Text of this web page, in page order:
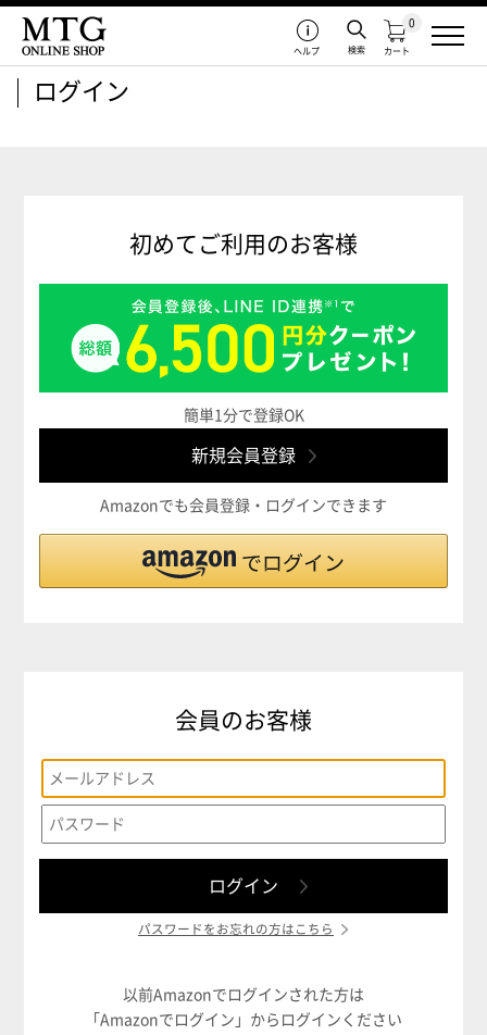
カート
0
検索
ヘルプ
ログイン
初めてご利用のお客様
簡単1分で登録OK
Amazonでも会員登録・ログインできます
会員のお客様
パスワードをお忘れの方はこちら
以前Amazonでログインされた方は
「Amazonでログイン」からログインください